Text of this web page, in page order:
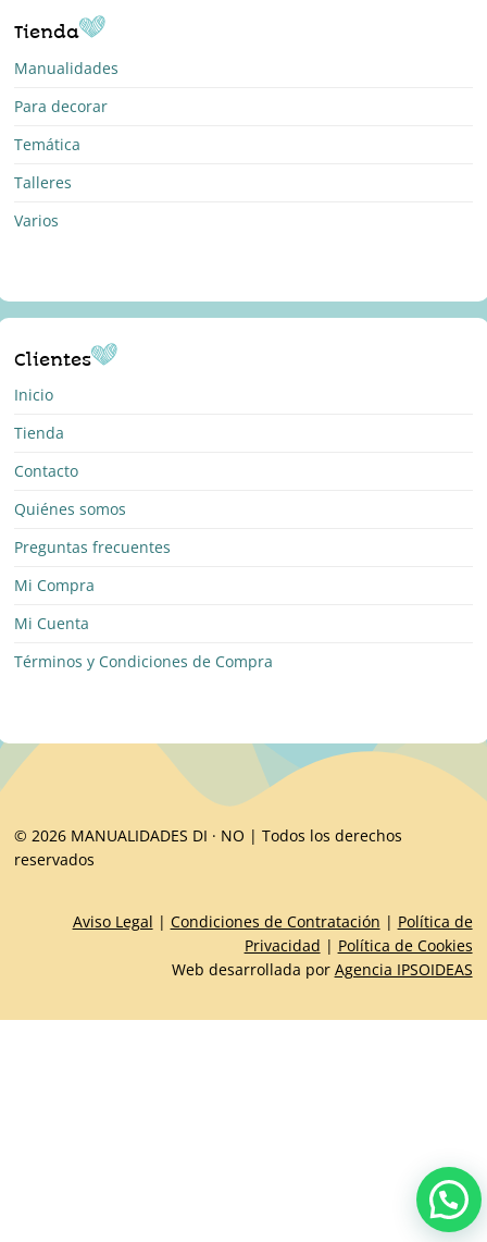
Tienda
Manualidades
Para decorar
Temática
Talleres
Varios
Clientes
Inicio
Tienda
Contacto
Quiénes somos
Preguntas frecuentes
Mi Compra
Mi Cuenta
Términos y Condiciones de Compra
© 2026 MANUALIDADES DI · NO | Todos los derechos
reservados
Aviso Legal | Condiciones de Contratación | Política de
Privacidad | Política de Cookies
Web desarrollada por Agencia IPSOIDEAS